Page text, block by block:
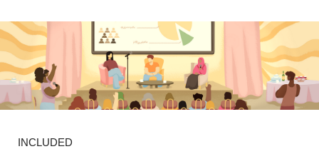
INCLUDED